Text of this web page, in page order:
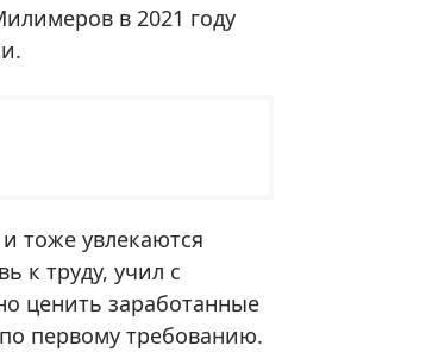
в 2021 году
тоже увлекаются
к труду, учил с
ценить заработанные
первому требованию.